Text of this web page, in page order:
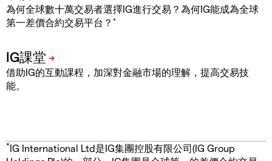
為何全球數十萬交易者選擇IG進行交易？為何IG能成為全球
第一差價合約交易平台？ *
借助IG的互動課程，加深對金融市場的理解，提高交易技
能。
*IG International Ltd是IG集團控股有限公司(IG Group